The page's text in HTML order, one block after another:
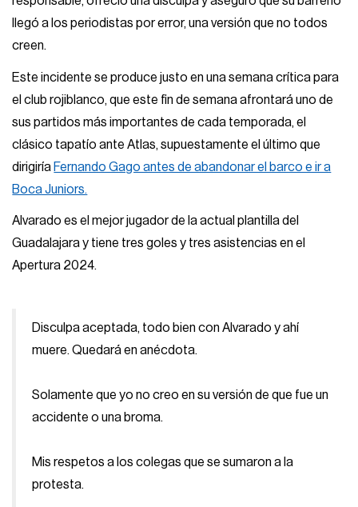
llegó a los periodistas por error, una versión que no todos
creen.
Este incidente se produce justo en una semana crítica para
el club rojiblanco, que este fin de semana afrontará uno de
sus partidos más importantes de cada temporada, el
clásico tapatío ante Atlas, supuestamente el último que
dirigiría Fernando Gago antes de abandonar el barco e ir a
Boca Juniors.
Alvarado es el mejor jugador de la actual plantilla del
Guadalajara y tiene tres goles y tres asistencias en el
Apertura 2024.
Disculpa aceptada, todo bien con Alvarado y ahí
muere. Quedará en anécdota.
Solamente que yo no creo en su versión de que fue un
accidente o una broma.
Mis respetos a los colegas que se sumaron a la
protesta.